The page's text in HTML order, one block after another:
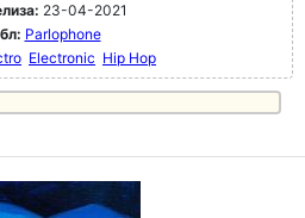
23-04-2021
Parlophone
Electronic Hip Hop